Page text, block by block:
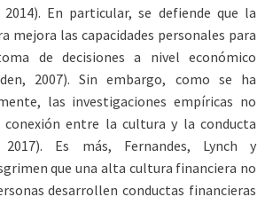
En particular, se defiende que la
mejora las capacidades personales para
de decisiones a nivel económico
2007). Sin embargo, como se ha
las investigaciones empíricas no
conexión entre la cultura y la conducta
2017). Es más, Fernandes, Lynch y
que una alta cultura financiera no
desarrollen conductas financieras